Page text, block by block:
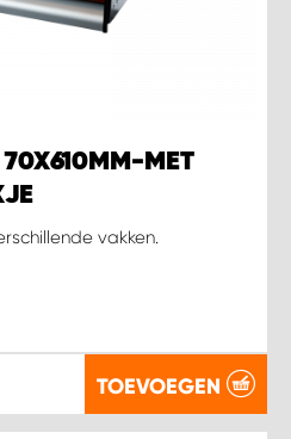
70X610MM-MET
vakken.
TOEVOEGEN